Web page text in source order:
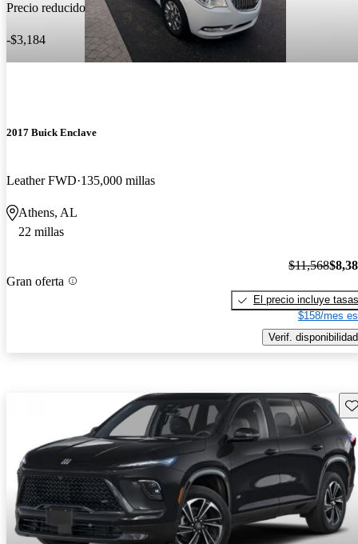
Precio reducido
-$3,184
2017 Buick Enclave
Leather FWD 135,000 millas
Athens, AL
22 millas
Gran oferta
$11,568
El precio incluye tasas
$158/mes
Verif. disponibilidad